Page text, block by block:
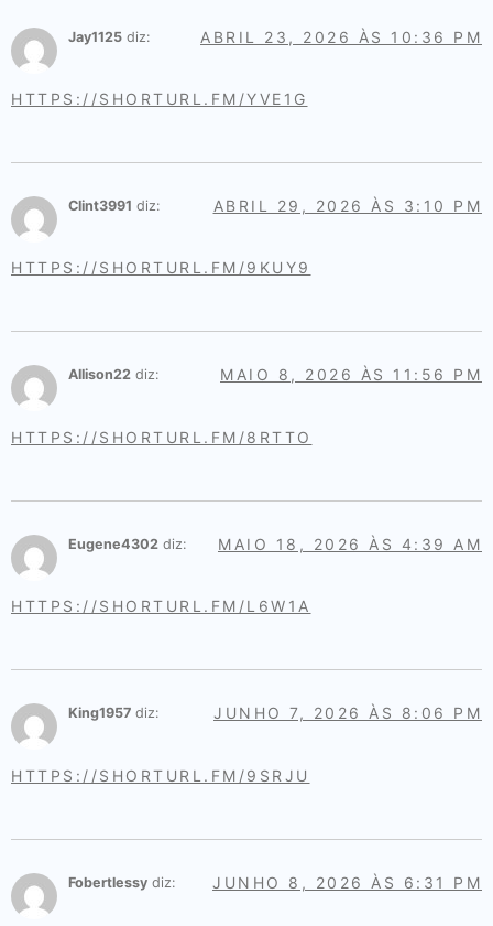
Jay1125 diz: ABRIL 23, 2026 ÀS 10:36 PM
HTTPS://SHORTURL.FM/YVE1G
Clint3991 diz: ABRIL 29, 2026 ÀS 3:10 PM
HTTPS://SHORTURL.FM/9KUY9
Allison22 diz: MAIO 8, 2026 ÀS 11:56 PM
HTTPS://SHORTURL.FM/8RTTO
Eugene4302 diz: MAIO 18, 2026 ÀS 4:39 AM
HTTPS://SHORTURL.FM/L6W1A
King1957 diz: JUNHO 7, 2026 ÀS 8:06 PM
HTTPS://SHORTURL.FM/9SRJU
Fobertlessy diz: JUNHO 8, 2026 ÀS 6:31 PM